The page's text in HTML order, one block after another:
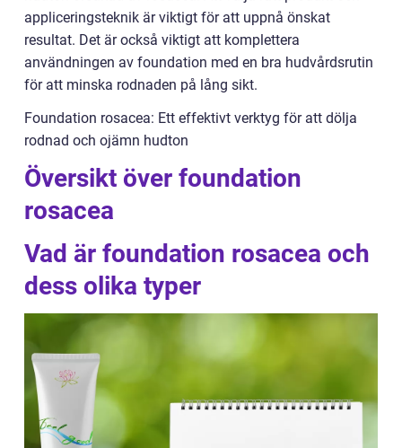
appliceringsteknik är viktigt för att uppnå önskat
resultat. Det är också viktigt att komplettera
användningen av foundation med en bra hudvårdsrutin
för att minska rodnaden på lång sikt.
Foundation rosacea: Ett effektivt verktyg för att dölja
rodnad och ojämn hudton
Översikt över foundation
rosacea
Vad är foundation rosacea och
dess olika typer